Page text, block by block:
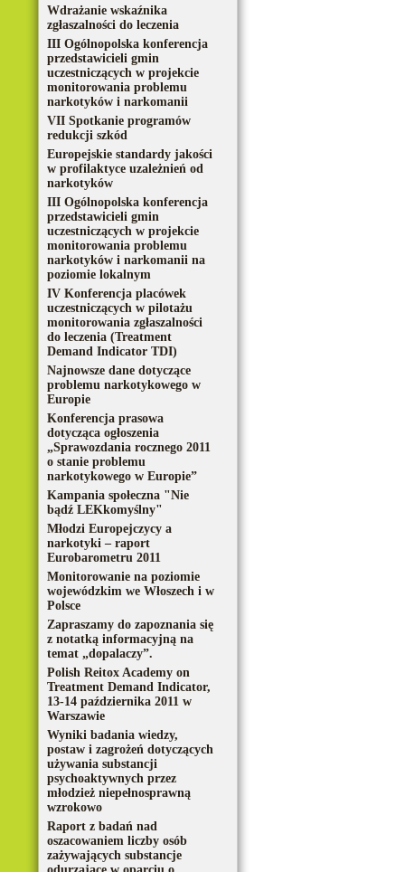
Wdrażanie wskaźnika
zgłaszalności do leczenia
III Ogólnopolska konferencja
przedstawicieli gmin
uczestniczących w projekcie
monitorowania problemu
narkotyków i narkomanii
VII Spotkanie programów
redukcji szkód
Europejskie standardy jakości
w profilaktyce uzależnień od
narkotyków
III Ogólnopolska konferencja
przedstawicieli gmin
uczestniczących w projekcie
monitorowania problemu
narkotyków i narkomanii na
poziomie lokalnym
IV Konferencja placówek
uczestniczących w pilotażu
monitorowania zgłaszalności
do leczenia (Treatment
Demand Indicator TDI)
Najnowsze dane dotyczące
problemu narkotykowego w
Europie
Konferencja prasowa
dotycząca ogłoszenia
„Sprawozdania rocznego 2011
o stanie problemu
narkotykowego w Europie”
Kampania społeczna "Nie
bądź LEKkomyślny"
Młodzi Europejczycy a
narkotyki – raport
Eurobarometru 2011
Monitorowanie na poziomie
wojewódzkim we Włoszech i w
Polsce
Zapraszamy do zapoznania się
z notatką informacyjną na
temat „dopalaczy”.
Polish Reitox Academy on
Treatment Demand Indicator,
13-14 października 2011 w
Warszawie
Wyniki badania wiedzy,
postaw i zagrożeń dotyczących
używania substancji
psychoaktywnych przez
młodzież niepełnosprawną
wzrokowo
Raport z badań nad
oszacowaniem liczby osób
zażywających substancje